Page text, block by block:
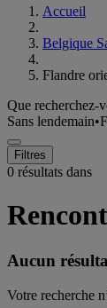
Accueil
Belgique
Flandre
Que recherchez-
Sans lendemain•
Filtres
0 résultats dans
Aucun
Votre recherche